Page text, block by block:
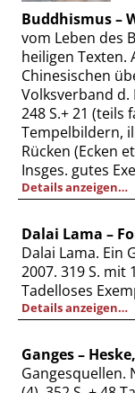
Datenschutz
Impressum
Buddhismus –
vom Leben des
heiligen Texten.
Chinesischen
Volksverband d.
248 S.+ 21 (teils
Tempelbildern,
Rücken (Ecken
Insges. gutes
Details anzeigen…
Dalai Lama –
Dalai Lama. Ein
2007. 319 S. mit
Tadelloses
Details anzeigen…
Ganges –
Gangesquellen.